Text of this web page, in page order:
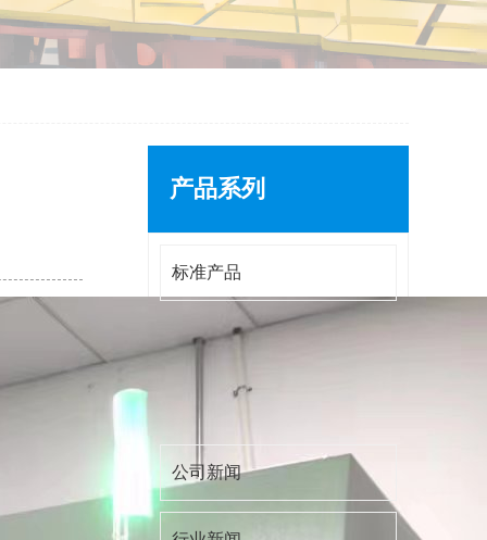
产品系列
标准产品
新闻资讯
公司新闻